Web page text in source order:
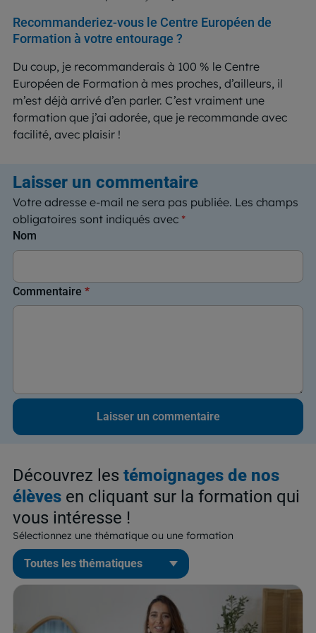
Recommanderiez-vous le Centre Européen de
Formation à votre entourage ?
Du coup, je recommanderais à 100 % le Centre
Européen de Formation à mes proches, d’ailleurs, il
m’est déjà arrivé d’en parler. C’est vraiment une
formation que j’ai adorée, que je recommande avec
facilité, avec plaisir !
Laisser un commentaire
Votre adresse e-mail ne sera pas publiée. Les champs
obligatoires sont indiqués avec *
Nom
Commentaire *
Découvrez les témoignages de nos
élèves en cliquant sur la formation qui
vous intéresse !
Sélectionnez une thématique ou une formation